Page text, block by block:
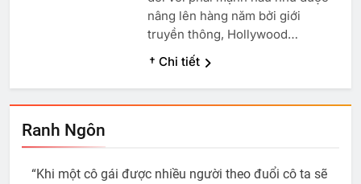
Ranh Ngôn
“Khi một cô gái được nhiều người theo đuổi cô ta sẽ
nâng lên hàng năm bởi giới
truyền thông, Hollywood…
† Chi tiết